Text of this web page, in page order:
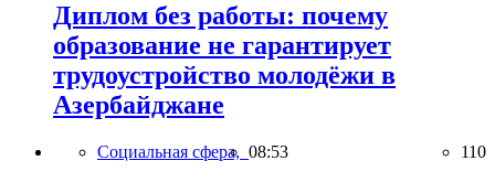
Диплом без работы: почему
образование не гарантирует
трудоустройство молодёжи в
Азербайджане
Социальная сфера, 08:53 110